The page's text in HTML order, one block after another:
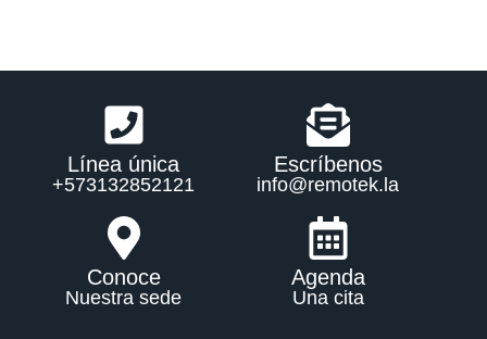
Línea única
+573132852121
Escríbenos
info@remotek.la
Conoce
Nuestra sede
Agenda
Una cita